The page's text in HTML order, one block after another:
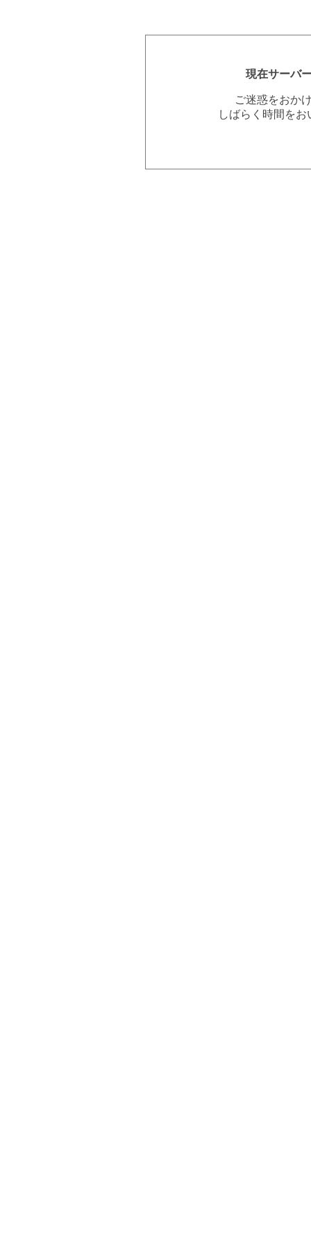
現在サーバ
ご迷惑をおか
しばらく時間を